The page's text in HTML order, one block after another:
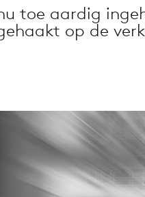
Design
Digital
Influencer
Interne
Martech
toe aardig
op de